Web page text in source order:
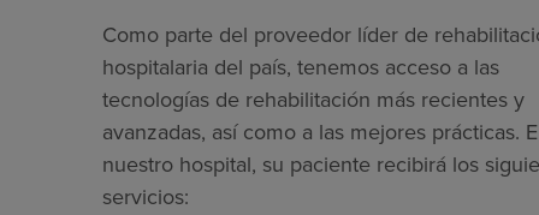
Como parte del proveedor líder de
hospitalaria del país, tenemos acceso a las
tecnologías de rehabilitación más recientes y
avanzadas, así como a las mejores prácticas.
nuestro hospital, su paciente recibirá los
servicios: